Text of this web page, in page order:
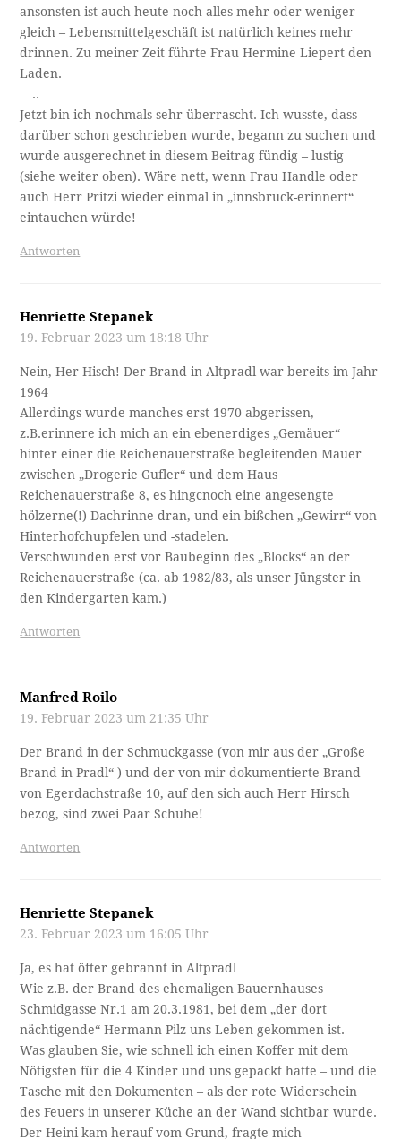
ansonsten ist auch heute noch alles mehr oder weniger
gleich – Lebensmittelgeschäft ist natürlich keines mehr
drinnen. Zu meiner Zeit führte Frau Hermine Liepert den
Laden.
…..
Jetzt bin ich nochmals sehr überrascht. Ich wusste, dass
darüber schon geschrieben wurde, begann zu suchen und
wurde ausgerechnet in diesem Beitrag fündig – lustig
(siehe weiter oben). Wäre nett, wenn Frau Handle oder
auch Herr Pritzi wieder einmal in „innsbruck-erinnert“
eintauchen würde!
Antworten
Henriette Stepanek
19. Februar 2023 um 18:18 Uhr
Nein, Her Hisch! Der Brand in Altpradl war bereits im Jahr
1964
Allerdings wurde manches erst 1970 abgerissen,
z.B.erinnere ich mich an ein ebenerdiges „Gemäuer“
hinter einer die Reichenauerstraße begleitenden Mauer
zwischen „Drogerie Gufler“ und dem Haus
Reichenauerstraße 8, es hingcnoch eine angesengte
hölzerne(!) Dachrinne dran, und ein bißchen „Gewirr“ von
Hinterhofchupfelen und -stadelen.
Verschwunden erst vor Baubeginn des „Blocks“ an der
Reichenauerstraße (ca. ab 1982/83, als unser Jüngster in
den Kindergarten kam.)
Antworten
Manfred Roilo
19. Februar 2023 um 21:35 Uhr
Der Brand in der Schmuckgasse (von mir aus der „Große
Brand in Pradl“ ) und der von mir dokumentierte Brand
von Egerdachstraße 10, auf den sich auch Herr Hirsch
bezog, sind zwei Paar Schuhe!
Antworten
Henriette Stepanek
23. Februar 2023 um 16:05 Uhr
Ja, es hat öfter gebrannt in Altpradl…
Wie z.B. der Brand des ehemaligen Bauernhauses
Schmidgasse Nr.1 am 20.3.1981, bei dem „der dort
nächtigende“ Hermann Pilz uns Leben gekommen ist.
Was glauben Sie, wie schnell ich einen Koffer mit dem
Nötigsten für die 4 Kinder und uns gepackt hatte – und die
Tasche mit den Dokumenten – als der rote Widerschein
des Feuers in unserer Küche an der Wand sichtbar wurde.
Der Heini kam herauf vom Grund, fragte mich